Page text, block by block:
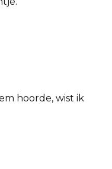
hoorde, wist ik